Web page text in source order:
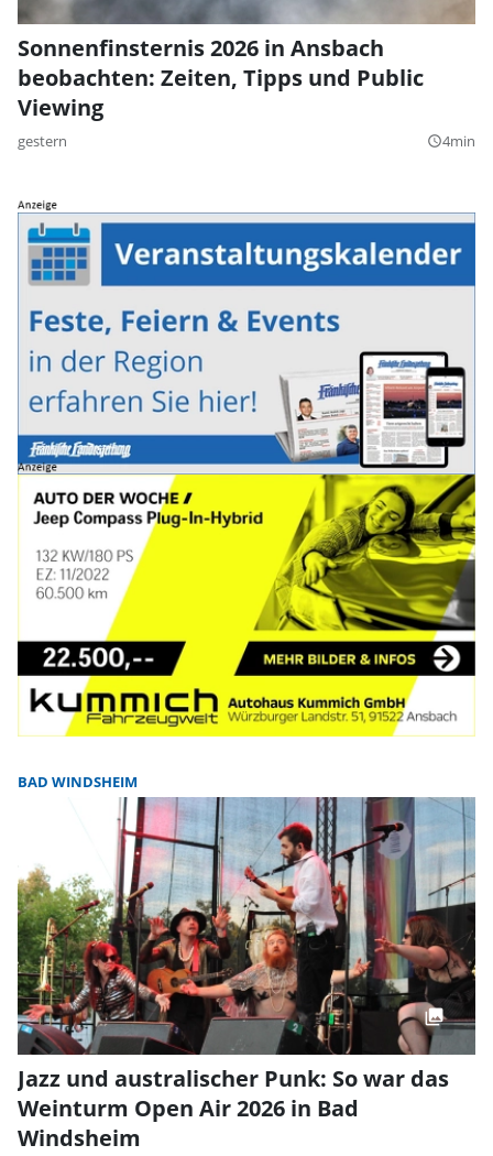
Sonnenfinsternis 2026 in Ansbach
beobachten: Zeiten, Tipps und Public
Viewing
gestern query_builder4min
BAD WINDSHEIM
Jazz und australischer Punk: So war das
Weinturm Open Air 2026 in Bad
Windsheim